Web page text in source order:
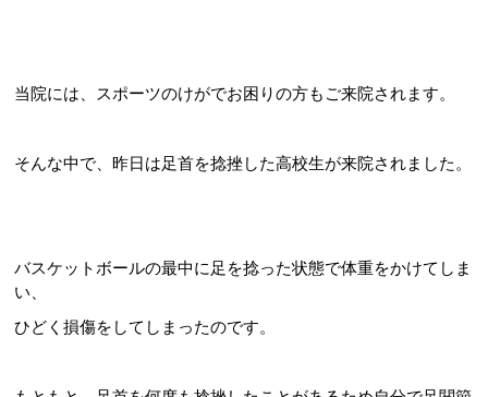
当院には、スポーツのけがでお困りの方もご来院されます。
そんな中で、昨日は足首を捻挫した高校生が来院されました。
バスケットボールの最中に足を捻った状態で体重をかけてしま
い、
ひどく損傷をしてしまったのです。